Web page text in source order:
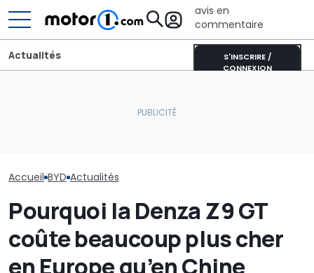
avis en
commentaire
S'INSCRIRE /
CONNEXION
Actualités
Accueil BYD Actualités
Pourquoi la Denza Z9 GT
coûte beaucoup plus cher
en Europe qu’en Chine